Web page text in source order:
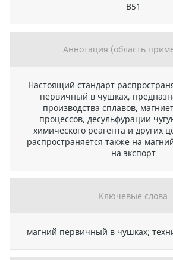
В51
Аннотация (область
Настоящий стандарт
первичный в чушках,
производства сплавов,
процессов, десульфурации
химического реагента и других
распространяется также на
на экспорт
Ключевые слова
магний первичный в чушках;